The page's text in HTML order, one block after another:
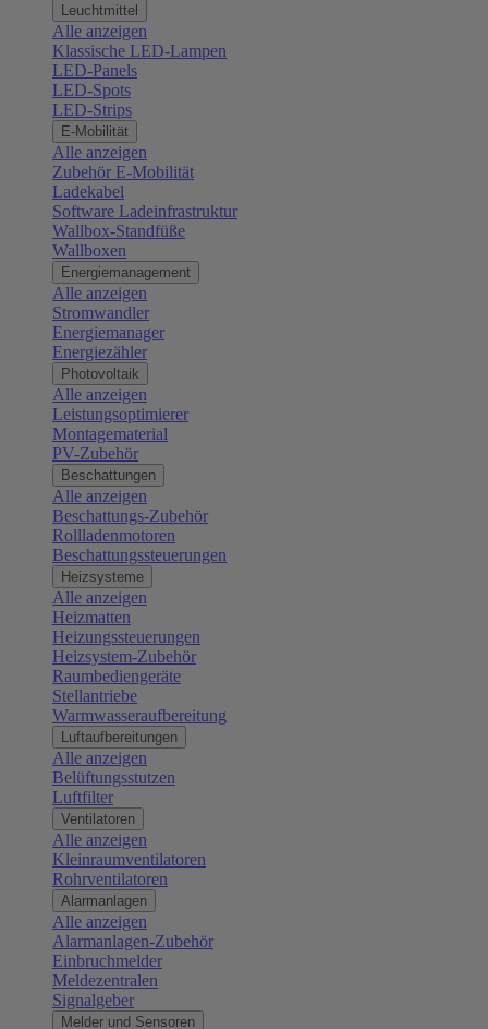
Leuchtmittel
Alle anzeigen
Klassische LED-Lampen
LED-Panels
LED-Spots
LED-Strips
E-Mobilität
Alle anzeigen
Zubehör E-Mobilität
Ladekabel
Software Ladeinfrastruktur
Wallbox-Standfüße
Wallboxen
Energiemanagement
Alle anzeigen
Stromwandler
Energiemanager
Energiezähler
Photovoltaik
Alle anzeigen
Leistungsoptimierer
Montagematerial
PV-Zubehör
Beschattungen
Alle anzeigen
Beschattungs-Zubehör
Rollladenmotoren
Beschattungssteuerungen
Heizsysteme
Alle anzeigen
Heizmatten
Heizungssteuerungen
Heizsystem-Zubehör
Raumbediengeräte
Stellantriebe
Warmwasseraufbereitung
Luftaufbereitungen
Alle anzeigen
Belüftungsstutzen
Luftfilter
Ventilatoren
Alle anzeigen
Kleinraumventilatoren
Rohrventilatoren
Alarmanlagen
Alle anzeigen
Alarmanlagen-Zubehör
Einbruchmelder
Meldezentralen
Signalgeber
Melder und Sensoren